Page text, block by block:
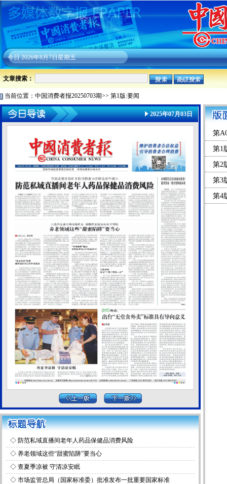
今日2026年8月7日星期五
文章搜索：
当前位置： 中国消费者报20250703期>> 第1版:要闻
2025年07月03日
◇ 防范私域直播间老年人药品保健品消费风险
◇ 养老领域这些“甜蜜陷阱”要当心
◇ 查夏季凉被 守清凉安眠
◇ 市场监管总局（国家标准委）批准发布一批重要国家标准
第
第1
第2
第3
第4